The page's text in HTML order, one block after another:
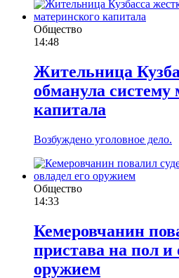
Общество
14:48
Жительница
обманула систему
капитала
Возбуждено уголовное дело.
Общество
14:33
Кемеровчанин
пристава на пол и
оружием